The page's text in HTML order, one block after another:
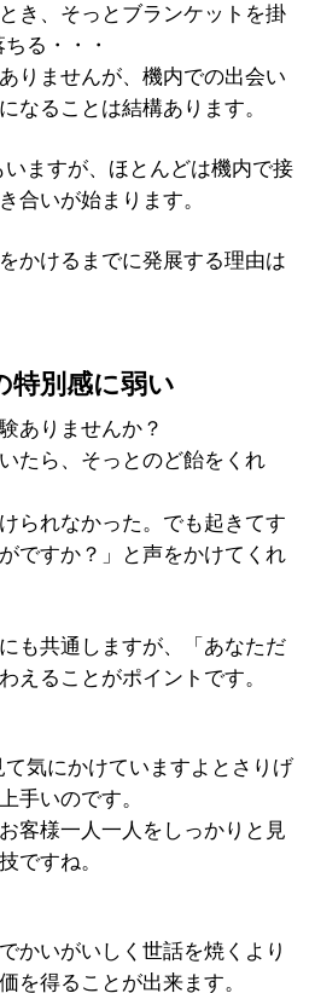
き、そっとブランケットを掛
る・・・
りませんが、機内での出会い
なることは結構あります。
ますが、ほとんどは機内で接
合いが始まります。
かけるまでに発展する理由は
特別感に弱い
ありませんか？
たら、そっとのど飴をくれ
られなかった。でも起きてす
ですか？」と声をかけてくれ
も共通しますが、「あなただ
えることがポイントです。
気にかけていますよとさりげ
手いのです。
客様一人一人をしっかりと見
ですね。
かいがいしく世話を焼くより
を得ることが出来ます。